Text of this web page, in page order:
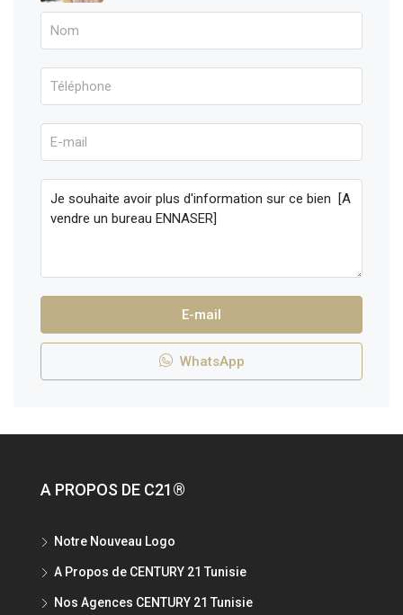
E-mail
WhatsApp
A PROPOS DE C21®
Notre Nouveau Logo
A Propos de CENTURY 21 Tunisie
Nos Agences CENTURY 21 Tunisie